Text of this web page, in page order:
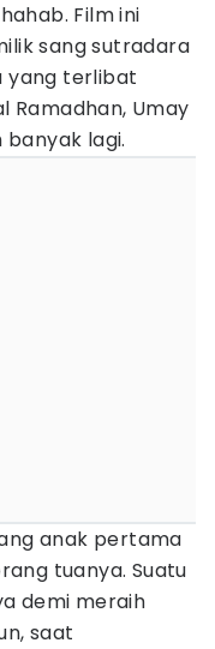
Film ini
sang sutradara
yang terlibat
Ramadhan, Umay
banyak lagi.
anak pertama
tuanya. Suatu
demi meraih
saat